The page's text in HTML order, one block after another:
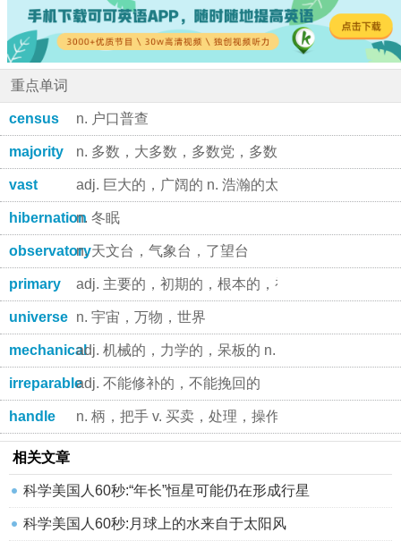
重点单词
census n. 户口普查
majority n. 多数，大多数，多数党，多数派 n. 法定年龄
vast adj. 巨大的，广阔的 n. 浩瀚的太空
hibernationn. 冬眠
observatoryn. 天文台，气象台，了望台
primary adj. 主要的，初期的，根本的，初等教育的 n. 最主
universe n. 宇宙，万物，世界
mechanicaladj. 机械的，力学的，呆板的 n. (供制版用的)样
irreparableadj. 不能修补的，不能挽回的
handle n. 柄，把手 v. 买卖，处理，操作，驾驭
相关文章
科学美国人60秒:“年长”恒星可能仍在形成行星
科学美国人60秒:月球上的水来自于太阳风